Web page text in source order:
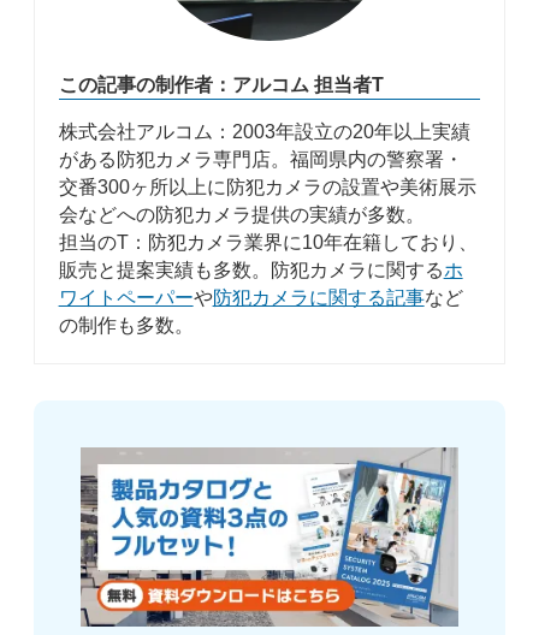
この記事の制作者：アルコム 担当者T
株式会社アルコム：2003年設立の20年以上実績
がある防犯カメラ専門店。福岡県内の警察署・
交番300ヶ所以上に防犯カメラの設置や美術展示
会などへの防犯カメラ提供の実績が多数。
担当のT：防犯カメラ業界に10年在籍しており、
販売と提案実績も多数。防犯カメラに関するホ
ワイトペーパーや防犯カメラに関する記事など
の制作も多数。